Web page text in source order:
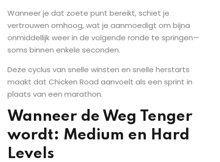
Wanneer je dat zoete punt bereikt, schiet je
vertrouwen omhoog, wat je aanmoedigt om bijna
onmiddellijk weer in de volgende ronde te springen—
soms binnen enkele seconden.
Deze cyclus van snelle winsten en snelle herstarts
maakt dat Chicken Road aanvoelt als een sprint in
plaats van een marathon.
Wanneer de Weg Tenger
wordt: Medium en Hard
Levels